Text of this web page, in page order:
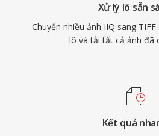
Xử lý lô sẵn
Chuyển nhiều ảnh IIQ sang
lô và tải tất cả ảnh đã
Kết quả